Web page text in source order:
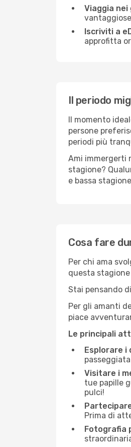
Viaggia
Iscriviti a
approfitta
Il periodo
Il momento
persone
periodi più
Ami immergerti
stagione?
e bassa
Cosa fare
Per chi ama
questa
Stai pensando
Per gli amanti
piace
Le principali
Esplorare
Visitare i
tue papille
pulci!
Prima di
Fotografia